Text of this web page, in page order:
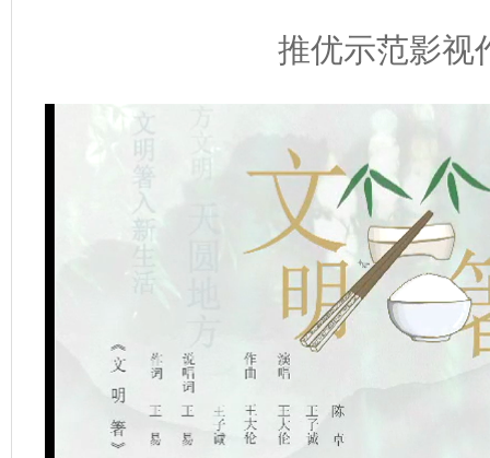
推优示范影视